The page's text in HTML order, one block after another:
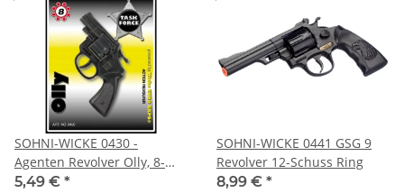
SOHNI-WICKE 0430 -
Agenten Revolver Olly, 8-
Schuss Ring
5,49 € *
SOHNI-WICKE 0441 GSG 9
Revolver 12-Schuss Ring
8,99 € *